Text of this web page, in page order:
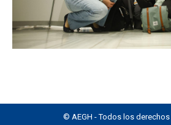
© AEGH - Todos los